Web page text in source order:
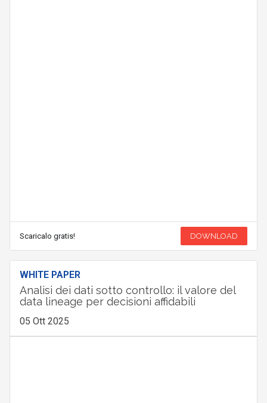
Scaricalo gratis! DOWNLOAD
WHITE PAPER
Analisi dei dati sotto controllo: il valore del
data lineage per decisioni affidabili
05 Ott 2025